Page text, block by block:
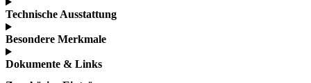
Technische Ausstattung
Besondere Merkmale
Dokumente & Links